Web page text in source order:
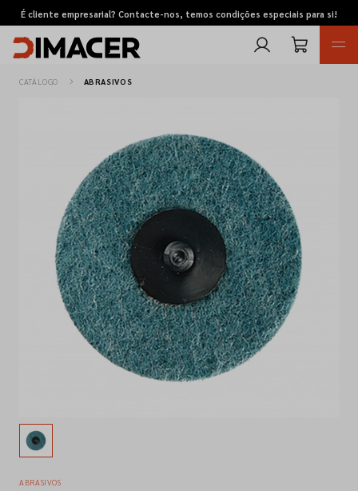
É cliente empresarial? Contacte-nos, temos condições especiais para si!
Retomas
Pedidos de cotação
Marcas
Contactos
CATÁLOGO ABRASIVOS
ABRASIVOS